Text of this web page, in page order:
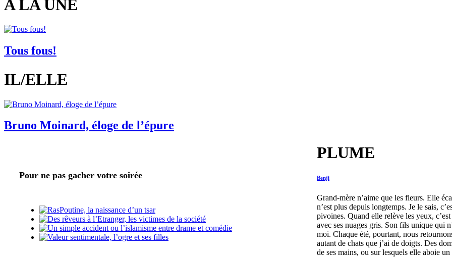
A LA UNE
Tous fous!
IL/ELLE
Bruno Moinard, éloge de l’épure
Pour ne pas gacher votre soirée
PLUME
Benji
Grand-mère n’aime que les fleurs. Elle
n’est plus depuis longtemps. Je le sais,
pivoines. Quand elle relève les yeux,
avec ses nuages gris. Son fils unique qui
moi. Chaque été, pourtant, nous
autant de chats que j’ai de doigts. Des
de ses mains, ou sur lesquels elle aboie